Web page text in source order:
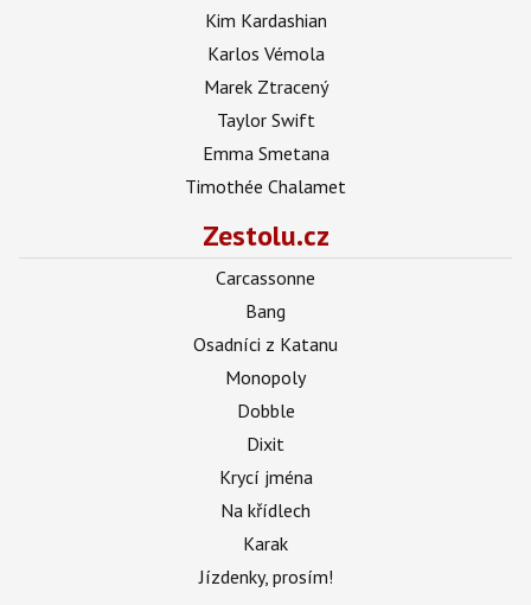
Kim Kardashian
Karlos Vémola
Marek Ztracený
Taylor Swift
Emma Smetana
Timothée Chalamet
Zestolu.cz
Carcassonne
Bang
Osadníci z Katanu
Monopoly
Dobble
Dixit
Krycí jména
Na křídlech
Karak
Jízdenky, prosím!